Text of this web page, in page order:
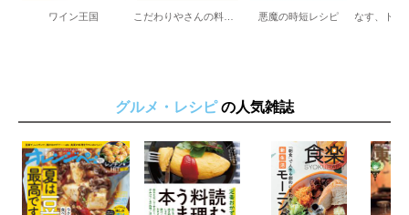
ワイン王国 こだわりやさんの料理道具＆自家製 悪魔の時短レシピ
グルメ・レシピの人気雑誌